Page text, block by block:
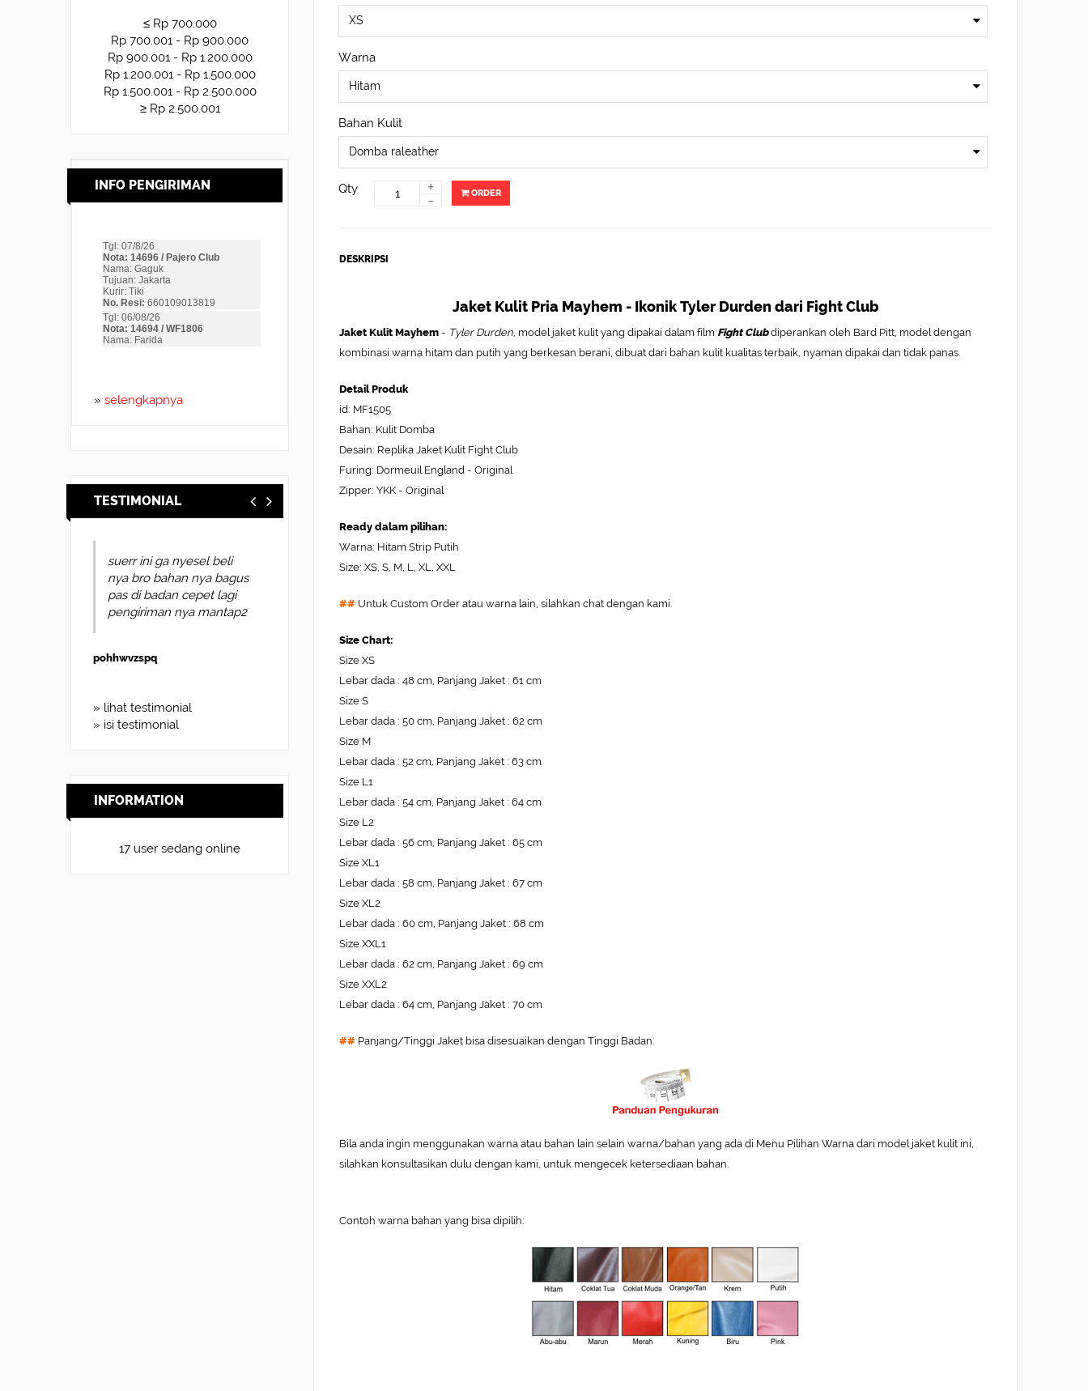
≤ Rp 700.000
Rp 700.001 - Rp 900.000
Rp 900.001 - Rp 1.200.000
Rp 1.200.001 - Rp 1.500.000
Rp 1.500.001 - Rp 2.500.000
≥ Rp 2.500.001
INFO PENGIRIMAN
» selengkapnya
TESTIMONIAL
suerr ini ga nyesel beli
nya bro bahan nya bagus
pas di badan cepet lagi
pengiriman nya mantap2
pohhwvzspq
» lihat testimonial
» isi testimonial
INFORMATION
17 user sedang online
Warna
Bahan Kulit
Qty +
- ORDER
DESKRIPSI
Jaket Kulit Pria Mayhem - Ikonik Tyler Durden dari Fight Club
Jaket Kulit Mayhem - Tyler Durden , model jaket kulit yang dipakai dalam film Fight Clubdiperankan oleh Bard Pitt, model dengan
kombinasi warna hitam dan putih yang berkesan berani, dibuat dari bahan kulit kualitas terbaik, nyaman dipakai dan tidak panas.
Detail Produk
id: MF1505
Bahan: Kulit Domba
Desain: Replika Jaket Kulit Fight Club
Furing: Dormeuil England - Original
Zipper: YKK - Original
Ready dalam pilihan:
Warna: Hitam Strip Putih
Size: XS, S, M, L, XL, XXL
## Untuk Custom Order atau warna lain, silahkan chat dengan kami.
Size Chart:
Size XS
Lebar dada : 48 cm, Panjang Jaket : 61 cm
Size S
Lebar dada : 50 cm, Panjang Jaket : 62 cm
Size M
Lebar dada : 52 cm, Panjang Jaket : 63 cm
Size L1
Lebar dada : 54 cm, Panjang Jaket : 64 cm
Size L2
Lebar dada : 56 cm, Panjang Jaket : 65 cm
Size XL1
Lebar dada : 58 cm, Panjang Jaket : 67 cm
Size XL2
Lebar dada : 60 cm, Panjang Jaket : 68 cm
Size XXL1
Lebar dada : 62 cm, Panjang Jaket : 69 cm
Size XXL2
Lebar dada : 64 cm, Panjang Jaket : 70 cm
## Panjang/Tinggi Jaket bisa disesuaikan dengan Tinggi Badan.
Bila anda ingin menggunakan warna atau bahan lain selain warna/bahan yang ada di Menu Pilihan Warna dari model jaket kulit ini,
silahkan konsultasikan dulu dengan kami, untuk mengecek ketersediaan bahan.
Contoh warna bahan yang bisa dipilih: